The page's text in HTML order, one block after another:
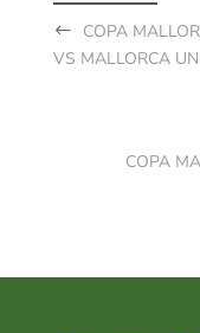
COPA
VS MALLORCA
COPA